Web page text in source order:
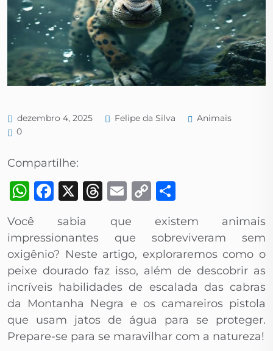
dezembro 4, 2025 Felipe da Silva
Animais
0
Compartilhe:
WhatsApp
Facebook
X Threads
Email
Copy
Link
Você sabia que existem animais
impressionantes que sobreviveram sem
oxigênio? Neste artigo, exploraremos como o
peixe dourado faz isso, além de descobrir as
incríveis habilidades de escalada das cabras
da Montanha Negra e os camareiros pistola
que usam jatos de água para se proteger.
Prepare-se para se maravilhar com a natureza!